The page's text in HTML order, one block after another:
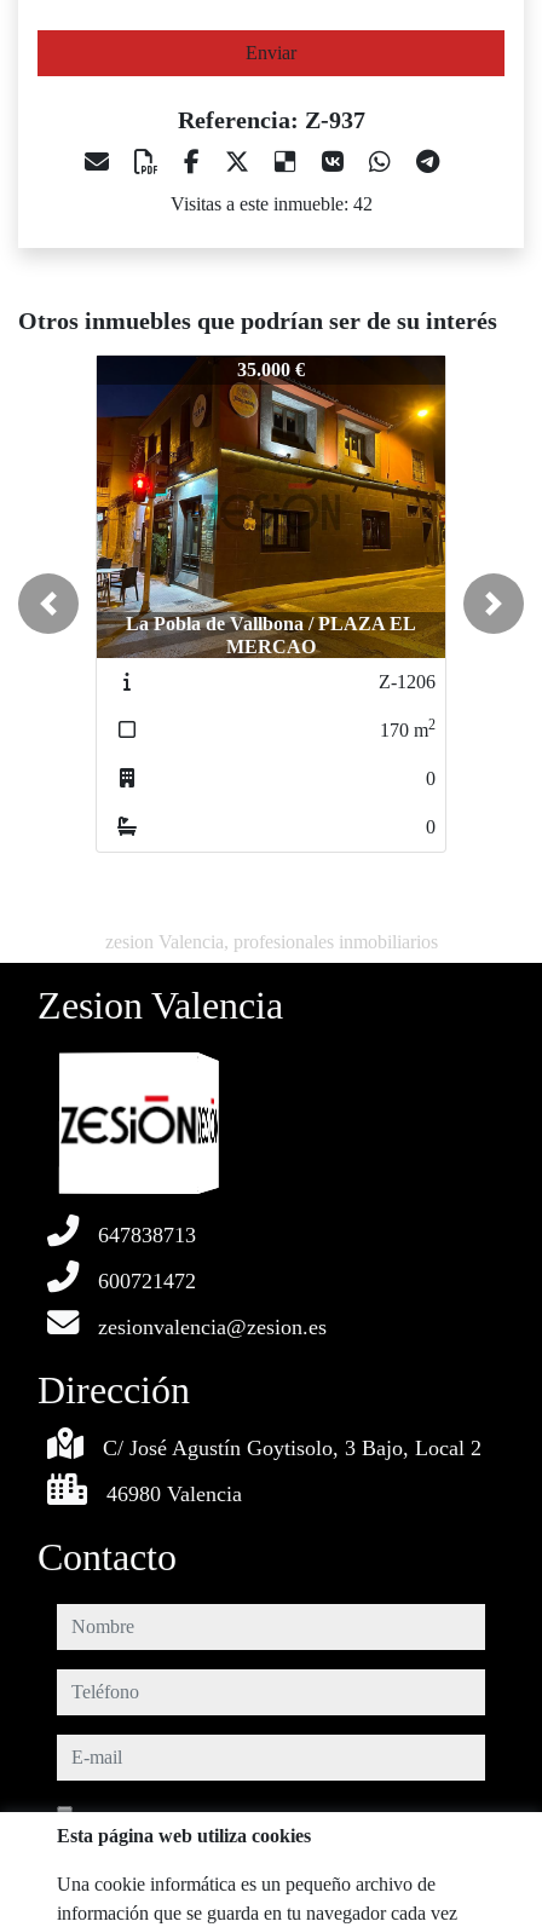
Enviar
Referencia: Z-937
Visitas a este inmueble: 42
Otros inmuebles que podrían ser de su interés
35.000 €
La Pobla de Vallbona / PLAZA EL
MERCAO
Z-1206
2
Z-937
Burjassot / CENTRO
Previous Next
zesion Valencia, profesionales inmobiliarios
Zesion Valencia
647838713
600721472
zesionvalencia@zesion.es
Dirección
C/ José Agustín Goytisolo, 3 Bajo, Local 2
46980 Valencia
Contacto
nombre
teléfono
e-mail
Esta página web utiliza cookies
Una cookie informática es un pequeño archivo de
información que se guarda en tu navegador cada vez